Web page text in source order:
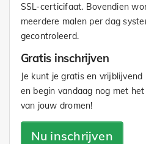
SSL-certicifaat. Bovendien
meerdere malen per dag
gecontroleerd.
Gratis inschrijven
Je kunt je gratis en
en begin vandaag nog met
van jouw dromen!
Nu inschrijven